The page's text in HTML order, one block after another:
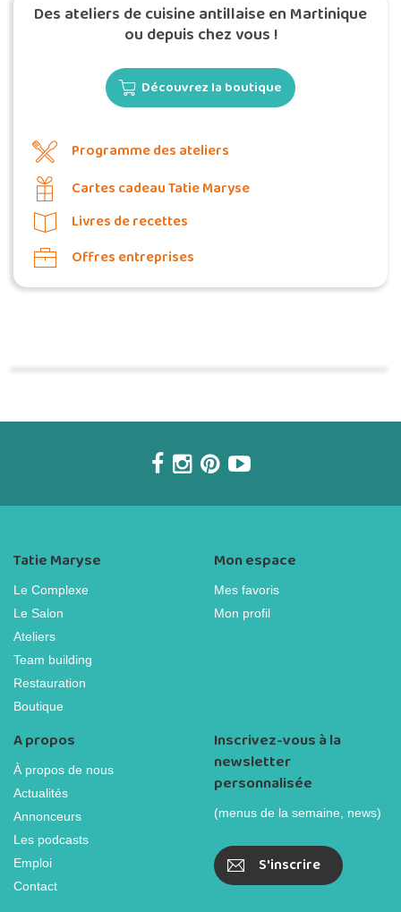
Des ateliers de cuisine antillaise en Martinique
ou depuis chez vous !
Découvrez la boutique
Programme des ateliers
Cartes cadeau Tatie Maryse
Livres de recettes
Offres entreprises
Tatie Maryse
Le Complexe
Le Salon
Ateliers
Team building
Restauration
Boutique
Mon espace
Mes favoris
Mon profil
A propos
À propos de nous
Actualités
Annonceurs
Les podcasts
Emploi
Contact
Inscrivez-vous à la
newsletter
personnalisée
(menus de la semaine, news)
S'inscrire